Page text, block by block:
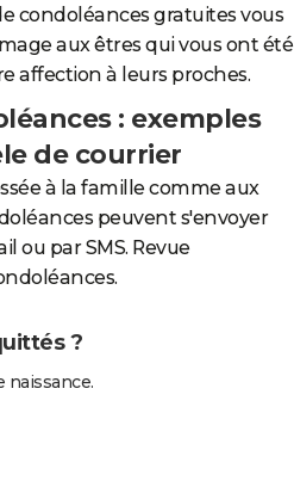
condoléances gratuites vous
aux êtres qui vous ont été
affection à leurs proches.
: exemples
de courrier
à la famille comme aux
peuvent s'envoyer
ou par SMS. Revue
?
naissance.